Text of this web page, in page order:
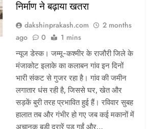
निर्माण ने बढ़ाया खतरा
dakshinprakash.com
2 months
ago
0 1 mins
न्यूज डेस्क। जम्मू-कश्मीर के राजौरी जिले के
मंजाकोट इलाके का कलाबन गांव इन दिनों
भारी संकट से गुजर रहा है। गांव की जमीन
लगातार धंस रही है, जिससे घर, खेत और
सड़कें बुरी तरह प्रभावित हुई हैं। रविवार सुबह
हालात तब और गंभीर हो गए जब कई मकानों में
अचानक बड़ी दरारें पड़ गईं और…